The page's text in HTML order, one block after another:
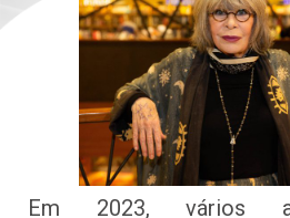
Em 2023, vários